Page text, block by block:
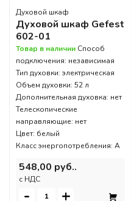
Духовой шкаф
Духовой шкаф Gefest
602-01
Товар в наличии Способ
подключения: независимая
Тип духовки: электрическая
Объем духовки: 52 л
Дополнительная духовка: нет
Телескопические
направляющие: нет
Цвет: белый
Класс энергопотребления: A
548,00 руб..
c НДС
- +